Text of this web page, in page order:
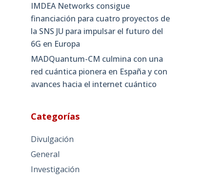
IMDEA Networks consigue
financiación para cuatro proyectos de
la SNS JU para impulsar el futuro del
6G en Europa
MADQuantum-CM culmina con una
red cuántica pionera en España y con
avances hacia el internet cuántico
Categorías
Divulgación
General
Investigación